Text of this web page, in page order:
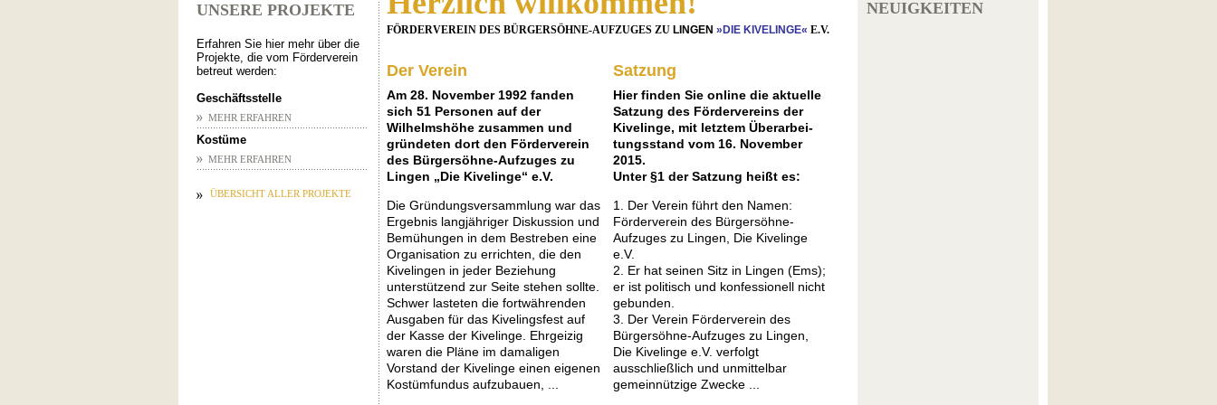
UNSERE PROJEKTE
Erfahren Sie hier mehr über die
Projekte, die vom Förderverein
betreut werden:
Geschäftsstelle
MEHR ERFAHREN
Kostüme
MEHR ERFAHREN
ÜBERSICHT ALLER PROJEKTE
FÖRDERVEREIN DES BÜRGERSÖHNE-AUFZUGES ZU LINGEN »DIE KIVELINGE« E.V.
Der Verein
Am 28. November 1992 fanden
sich 51 Personen auf der
Wilhelmshöhe zusammen und
gründeten dort den Förderverein
des Bürgersöhne-Aufzuges zu
Lingen „Die Kivelinge“ e.V.
Die Gründungs­versammlung war das
Ergebnis langjähriger Diskussion und
Bemühungen in dem Bestreben eine
Organisation zu errichten, die den
Kivelingen in jeder Beziehung
unterstützend zur Seite stehen sollte.
Schwer lasteten die fortwährenden
Ausgaben für das Kivelingsfest auf
der Kasse der Kivelinge. Ehrgeizig
waren die Pläne im damaligen
Vorstand der Kivelinge einen eigenen
Kostümfundus aufzubauen, ...
Satzung
Hier finden Sie online die aktuelle
Satzung des Fördervereins der
Kivelinge, mit letztem Überarbei­
tungsstand vom 16. November
2015.
Unter §1 der Satzung heißt es:
1. Der Verein führt den Namen:
Förderverein des Bürgersöhne-
Aufzuges zu Lingen, Die Kivelinge
e.V.
2. Er hat seinen Sitz in Lingen (Ems);
er ist politisch und konfessionell nicht
gebunden.
3. Der Verein Förderverein des
Bürgersöhne-Aufzuges zu Lingen,
Die Kivelinge e.V. verfolgt
ausschließlich und unmittelbar
gemeinnützige Zwecke ...
NEUIGKEITEN